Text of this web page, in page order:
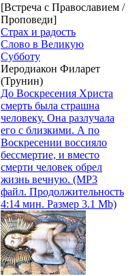
[Встреча с Православием /
Проповеди]
Страх и радость
Слово в Великую
Субботу
Иеродиакон Филарет
(Трунин)
До Воскресения Христа
смерть была страшна
человеку. Она разлучала
его с близкими. А по
Воскресении воссияло
бессмертие, и вместо
смерти человек обрел
жизнь вечную. (MP3
файл. Продолжительность
4:14 мин. Размер 3.1 Mb)